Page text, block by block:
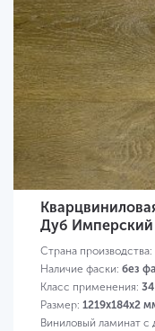
Дуб
Страна производства:
Наличие фаски: без
Класс применения:
Размер: 1219х184х2
Виниловый ламинат с